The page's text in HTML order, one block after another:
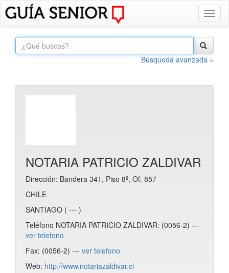
Búsqueda avanzada »
NOTARIA PATRICIO ZALDIVAR
Dirección: Bandera 341, Piso 8º, Of. 857
CHILE
SANTIAGO ( --- )
Teléfono NOTARIA PATRICIO ZALDIVAR: (0056-2) ---
ver telefono
Fax: (0056-2) --- ver telefono
Web: http://www.notariazaldivar.cl